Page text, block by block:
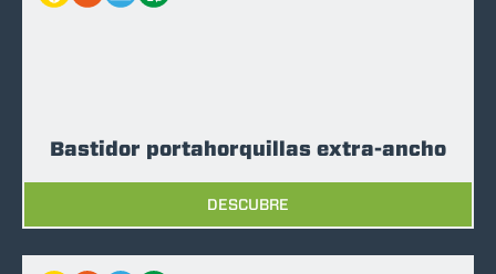
Bastidor portahorquillas extra-ancho
DESCUBRE